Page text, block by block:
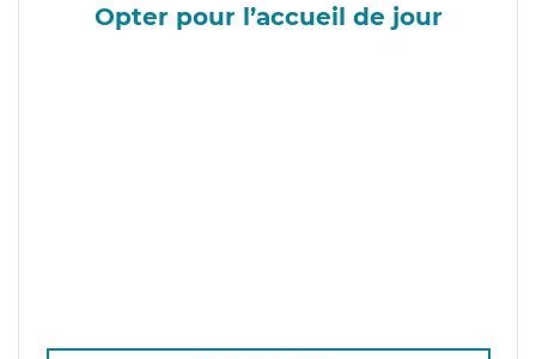
Opter pour l’accueil de jour